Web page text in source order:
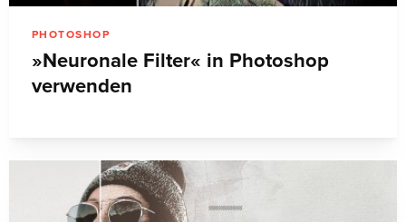
PHOTOSHOP
»Neuronale Filter« in Photoshop
verwenden